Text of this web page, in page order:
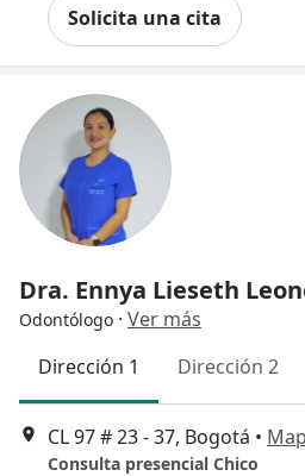
Solicita una cita
Dra. Ennya Lieseth
Odontólogo · Ver más
Dirección 1
Dirección 2
CL 97 # 23 - 37, Bogotá •
Consulta presencial Chico